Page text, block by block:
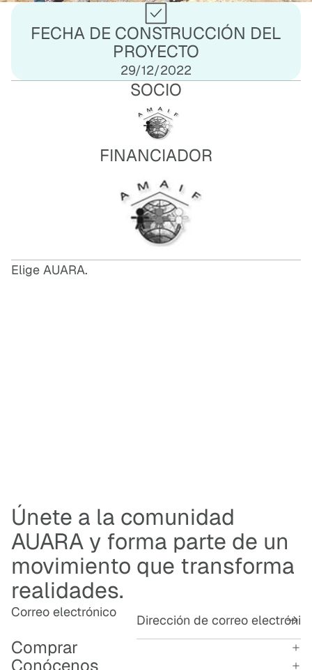
FECHA DE CONSTRUCCIÓN DEL
PROYECTO
29/12/2022
SOCIO
FINANCIADOR
Elige AUARA.
Únete a la comunidad
AUARA y forma parte de un
movimiento que transforma
realidades.
Correo electrónico
Comprar
Conócenos